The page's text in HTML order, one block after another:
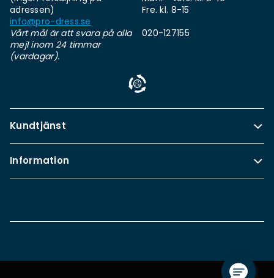
adressen)
info@pro-dress.se
Vårt mål är att svara på alla
mejl inom 24 timmar
(vardagar).
Fre. kl. 8-15
020-127155
Kundtjänst
Information